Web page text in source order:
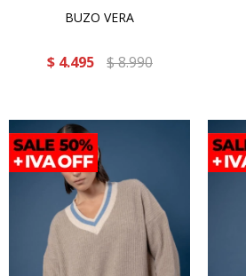
BUZO VERA
$ 4.495 $8.990